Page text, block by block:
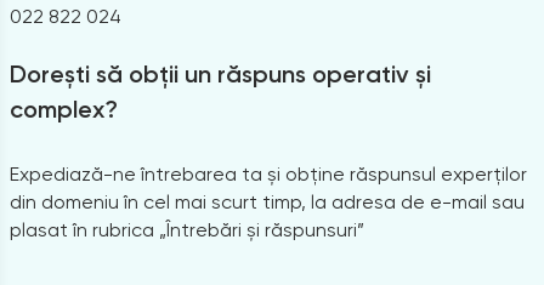
022 822 024
Dorești să obții un răspuns operativ și
complex?
Expediază-ne întrebarea ta și obține răspunsul experților
din domeniu în cel mai scurt timp, la adresa de e-mail sau
plasat în rubrica „Întrebări și răspunsuri”